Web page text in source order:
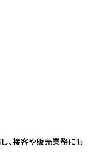
、接客や販売業務にも